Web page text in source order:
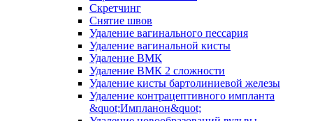
Скретчинг
Снятие швов
Удаление вагинального пессария
Удаление вагинальной кисты
Удаление ВМК
Удаление ВМК 2 сложности
Удаление кисты бартолиниевой железы
Удаление контрацептивного импланта
&quot;Импланон&quot;